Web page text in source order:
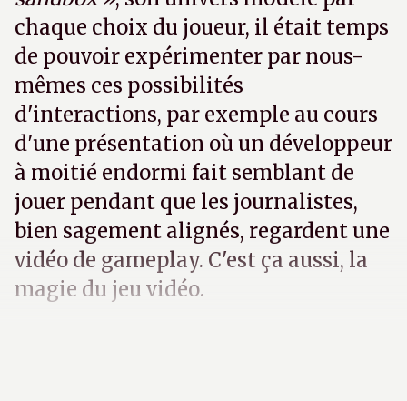
chaque choix du joueur, il était temps
de pouvoir expérimenter par nous-
mêmes ces possibilités
d'interactions, par exemple au cours
d'une présentation où un développeur
à moitié endormi fait semblant de
jouer pendant que les journalistes,
bien sagement alignés, regardent une
vidéo de gameplay. C'est ça aussi, la
magie du jeu vidéo.